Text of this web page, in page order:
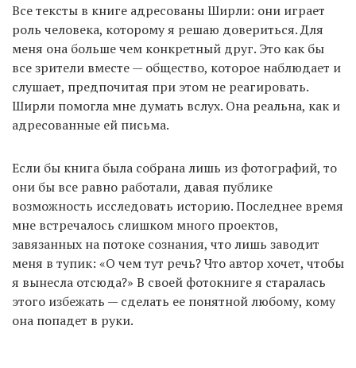
Все тексты в книге адресованы Ширли: они играет
роль человека, которому я решаю довериться. Для
меня она больше чем конкретный друг. Это как бы
все зрители вместе — общество, которое наблюдает и
слушает, предпочитая при этом не реагировать.
Ширли помогла мне думать вслух. Она реальна, как и
адресованные ей письма.
Если бы книга была собрана лишь из фотографий, то
они бы все равно работали, давая публике
возможность исследовать историю. Последнее время
мне встречалось слишком много проектов,
завязанных на потоке сознания, что лишь заводит
меня в тупик: «О чем тут речь? Что автор хочет, чтобы
я вынесла отсюда?» В своей фотокниге я старалась
этого избежать — сделать ее понятной любому, кому
она попадет в руки.